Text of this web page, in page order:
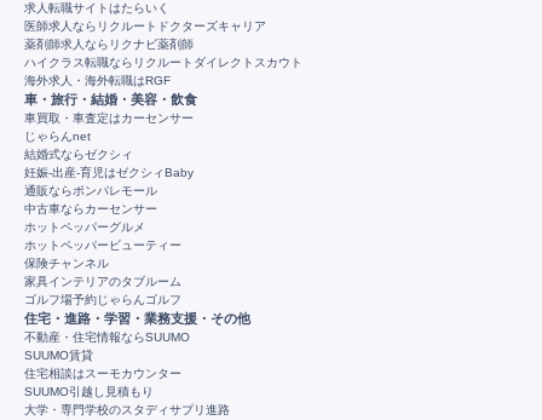
求人転職サイトはたらいく
医師求人ならリクルートドクターズキャリア
薬剤師求人ならリクナビ薬剤師
ハイクラス転職ならリクルートダイレクトスカウト
海外求人・海外転職はRGF
車・旅行・結婚・美容・飲食
車買取・車査定はカーセンサー
じゃらんnet
結婚式ならゼクシィ
妊娠-出産-育児はゼクシィBaby
通販ならポンパレモール
中古車ならカーセンサー
ホットペッパーグルメ
ホットペッパービューティー
保険チャンネル
家具インテリアのタブルーム
ゴルフ場予約じゃらんゴルフ
住宅・進路・学習・業務支援・その他
不動産・住宅情報ならSUUMO
SUUMO賃貸
住宅相談はスーモカウンター
SUUMO引越し見積もり
大学・専門学校のスタディサプリ進路